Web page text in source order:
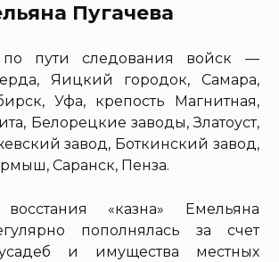
Пугачева
по пути следования войск —
Яицкий городок, Самара,
Уфа, крепость Магнитная,
Белорецкие заводы, Златоуст,
завод, Боткинский завод,
Саранск, Пенза.
«казна» Емельяна
пополнялась за счет
и имущества местных